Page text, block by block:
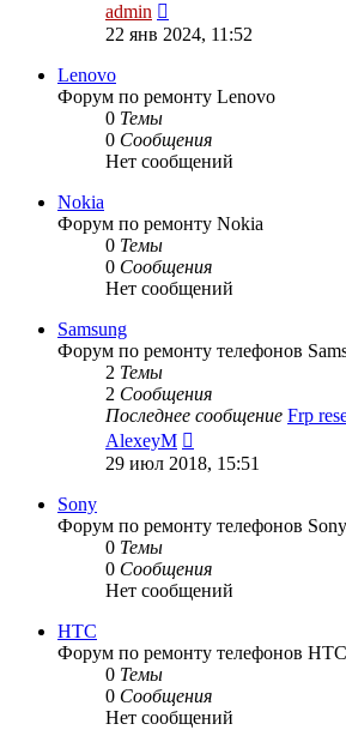
admin
к
последнему
22 янв 2024, 11:52
Lenovo
Форум по ремонту Lenovo
0 Темы
0 Сообщения
Нет сообщений
Nokia
Форум по ремонту Nokia
0 Темы
0 Сообщения
Нет сообщений
Samsung
Форум по ремонту телефонов
2 Темы
2 Сообщения
Последнее сообщение Frp
AlexeyM
к
последнему
29 июл 2018, 15:51
Sony
Форум по ремонту телефонов Sony
0 Темы
0 Сообщения
Нет сообщений
HTC
Форум по ремонту телефонов HTC
0 Темы
0 Сообщения
Нет сообщений